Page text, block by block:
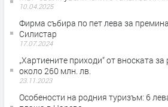
10.04.2025
Фирма събира по пет лева за
Силистар
17.07.2024
„Хартиените приходи“ от вноската за
около 260 млн. лв.
23.11.2023
Особености на родния туризъм: 6